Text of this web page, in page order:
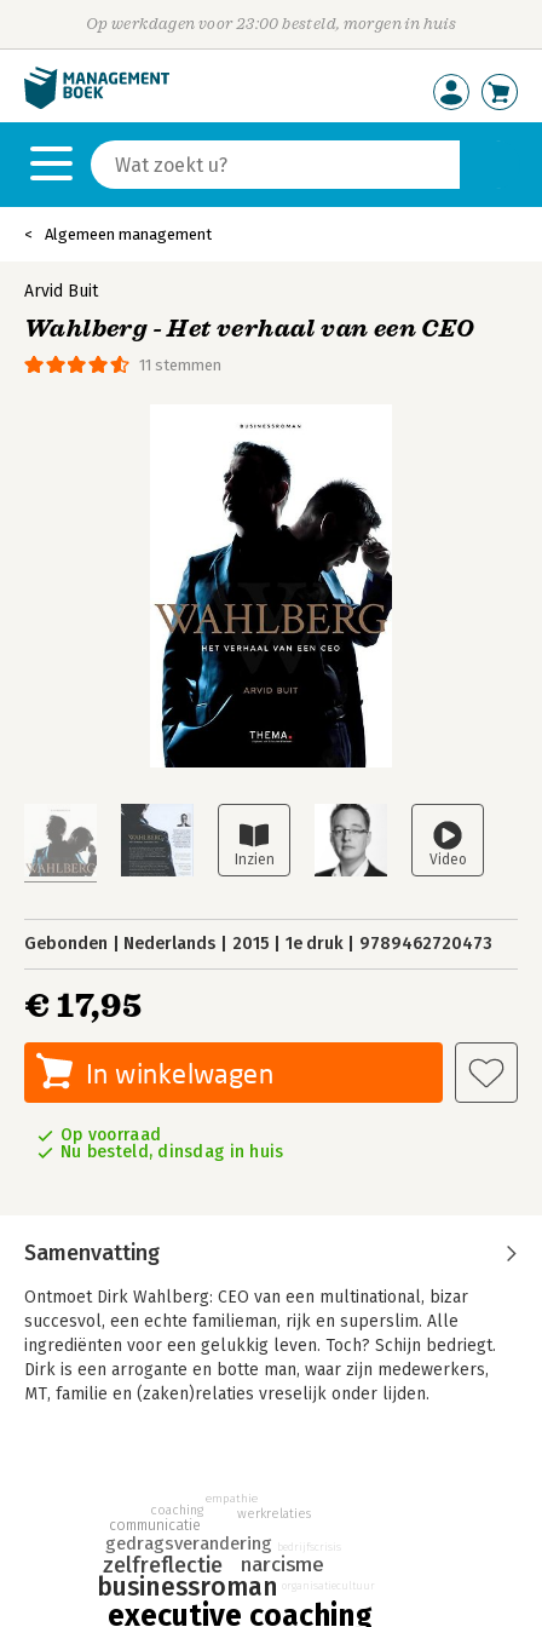
Op werkdagen voor 23:00 besteld, morgen in huis
Algemeen management
11 stemmen
Arvid Buit
Wahlberg - Het verhaal van een CEO
Gebonden Nederlands 2015 1e druk 9789462720473
€ 17,95
In winkelwagen
Op voorraad
Nu besteld, dinsdag in huis
Samenvatting
Ontmoet Dirk Wahlberg: CEO van een multinational, bizar
succesvol, een echte familieman, rijk en superslim. Alle
ingrediënten voor een gelukkig leven. Toch? Schijn bedriegt.
Dirk is een arrogante en botte man, waar zijn medewerkers,
MT, familie en (zaken)relaties vreselijk onder lijden.
onmogelijk ultimatum stelt. Als klap op de vuurpijl verlaat zijn
vrouw hem en neemt zij de kinderen mee.
Noodgedwongen en totaal wanhopig wendt hij zich tot een
executive coach. Deze gaat in een confronterend traject samen
met hem de uitdaging aan. Wat is de oorzaak van al zijn
executive coaching
businessroman
zelfreflectie
gedragsverandering
narcisme
communicatie
coaching
empathie
werkrelaties
bedrijfscrisis
organisatiecultuur